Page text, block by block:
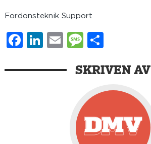
Fordonsteknik Support
Facebook
LinkedIn
EmailMessage
SKRIVEN AV